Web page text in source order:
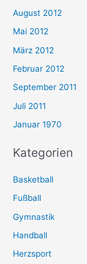
August 2012
Mai 2012
März 2012
Februar 2012
September 2011
Juli 2011
Januar 1970
Kategorien
Basketball
Fußball
Gymnastik
Handball
Herzsport